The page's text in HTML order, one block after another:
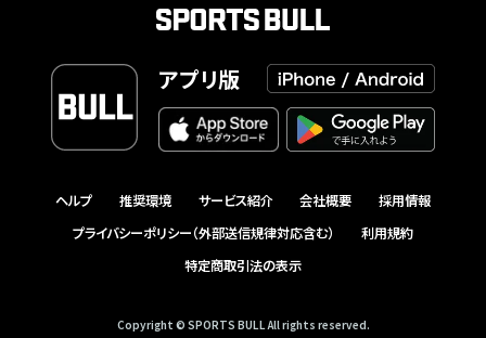
アプリ版
ヘルプ 推奨環境 サービス紹介 会社概要
採用情報
プライバシーポリシー（外部送信規律対応含む）
利用規約
特定商取引法の表示
Copyright © SPORTS BULL All rights reserved.